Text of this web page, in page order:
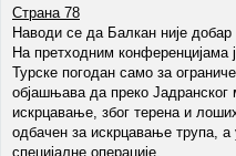
Страна 78
Наводи се да Балкан није добар
На претходним конференцијама
Турске погодан само за
објашњава да преко
искрцавање, због терена и
одбачен за искрцавање трупа, а
специјалне операције.